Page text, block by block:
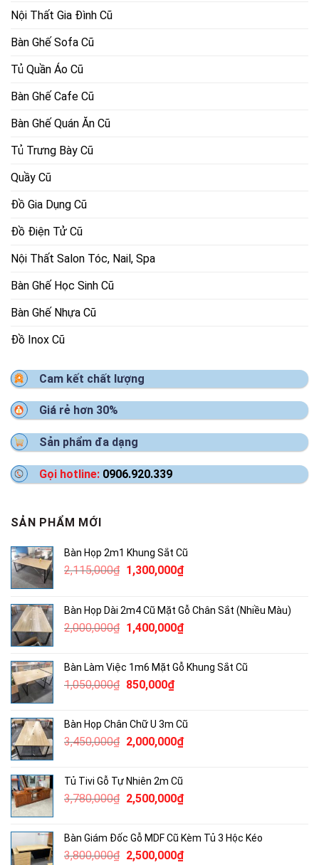
Nội Thất Gia Đình Cũ
Bàn Ghế Sofa Cũ
Tủ Quần Áo Cũ
Bàn Ghế Cafe Cũ
Bàn Ghế Quán Ăn Cũ
Tủ Trưng Bày Cũ
Quầy Cũ
Đồ Gia Dụng Cũ
Đồ Điện Tử Cũ
Nội Thất Salon Tóc, Nail, Spa
Bàn Ghế Học Sinh Cũ
Bàn Ghế Nhựa Cũ
Đồ Inox Cũ
Cam kết chất lượng
Giá rẻ hơn 30%
Sản phẩm đa dạng
Gọi hotline: 0906.920.339
SẢN PHẨM MỚI
Bàn Họp 2m1 Khung Sắt Cũ
2,115,000₫ Giá
2,115,000₫.
1,300,000₫Giá
là:
1,300,000₫.
Bàn Họp Dài 2m4 Cũ Mặt Gỗ Chân Sắt (Nhiều Màu)
2,000,000₫ Giá
2,000,000₫.
1,400,000₫Giá
là:
Bàn Làm Việc 1m6 Mặt Gỗ Khung Sắt Cũ
1,050,000₫ Giá
1,050,000₫.
850,000₫Giá
là:
850,000₫.
Bàn Họp Chân Chữ U 3m Cũ
3,450,000₫ Giá
3,450,000₫.
2,000,000₫Giá
2,000,000₫.
Tủ Tivi Gỗ Tự Nhiên 2m Cũ
3,780,000₫ Giá
3,780,000₫.
2,500,000₫Giá
là:
2,500,000₫.
Bàn Giám Đốc Gỗ MDF Cũ Kèm Tủ 3 Hộc Kéo
3,800,000₫ Giá
2,500,000₫Giá